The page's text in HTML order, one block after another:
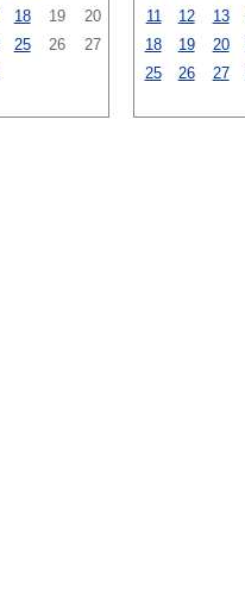
18 19
20
25 26
27
11
12 13
18
19 20
25
26 27